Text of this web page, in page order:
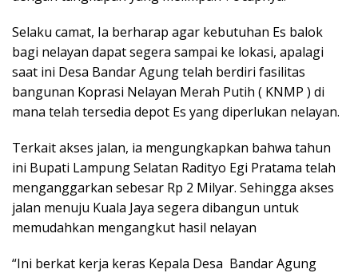
Selaku camat, Ia berharap agar kebutuhan Es balok
bagi nelayan dapat segera sampai ke lokasi, apalagi
saat ini Desa Bandar Agung telah berdiri fasilitas
bangunan Koprasi Nelayan Merah Putih ( KNMP ) di
mana telah tersedia depot Es yang diperlukan nelayan.
Terkait akses jalan, ia mengungkapkan bahwa tahun
ini Bupati Lampung Selatan Radityo Egi Pratama telah
menganggarkan sebesar Rp 2 Milyar. Sehingga akses
jalan menuju Kuala Jaya segera dibangun untuk
memudahkan mengangkut hasil nelayan
“Ini berkat kerja keras Kepala Desa Bandar Agung